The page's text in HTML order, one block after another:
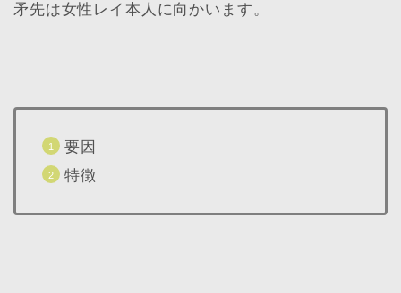
矛先は女性レイ本人に向かいます。
要因
特徴